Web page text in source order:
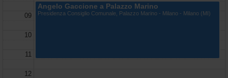
09
10
11
12
Angelo Gaccione a Palazzo Marino
Presidenza Consiglio Comunale, Palazzo Marino - Milano - Milano (MI)